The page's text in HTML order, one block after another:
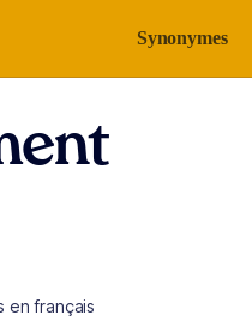
Synonymes
en français